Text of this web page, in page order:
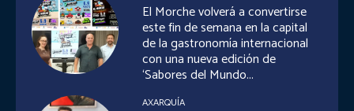
El Morche volverá a convertirse
este fin de semana en la capital
de la gastronomía internacional
con una nueva edición de
‘Sabores del Mundo...
AXARQUÍA